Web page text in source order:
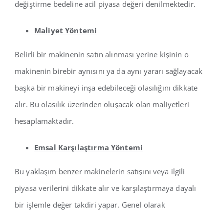
değiştirme bedeline acil piyasa değeri denilmektedir.
Maliyet Yöntemi
Belirli bir makinenin satın alınması yerine kişinin o
makinenin birebir aynısını ya da aynı yararı sağlayacak
başka bir makineyi inşa edebileceği olasılığını dikkate
alır. Bu olasılık üzerinden oluşacak olan maliyetleri
hesaplamaktadır.
Emsal Karşılaştırma Yöntemi
Bu yaklaşım benzer makinelerin satışını veya ilgili
piyasa verilerini dikkate alır ve karşılaştırmaya dayalı
bir işlemle değer takdiri yapar. Genel olarak